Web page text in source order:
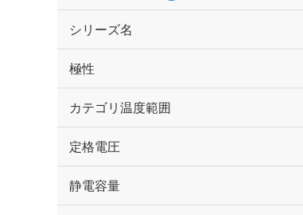
シリーズ名
極性
カテゴリ温度範囲
定格電圧
静電容量